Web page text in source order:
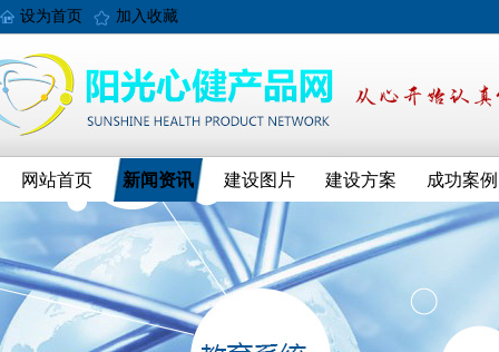
设为首页 加入收藏
网站首页 新闻资讯 建设图片 建设方案 成功案例